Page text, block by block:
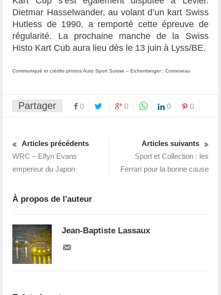
Dietmar Hasselwander, au volant d’un kart Swiss
Hutless de 1990, a remporté cette épreuve de
régularité. La prochaine manche de la Swiss
Histo Kart Cub aura lieu dès le 13 juin à Lyss/BE.
Communiqué et crédits photos Auto Sport Suisse – Eichenberger ; Corneveau
Partager 0 0 0 0
Articles précédents
WRC – Elfyn Evans
empereur du Japon
Articles suivants
Sport et Collection : les
Ferrari pour la bonne cause
À propos de l'auteur
Jean-Baptiste Lassaux